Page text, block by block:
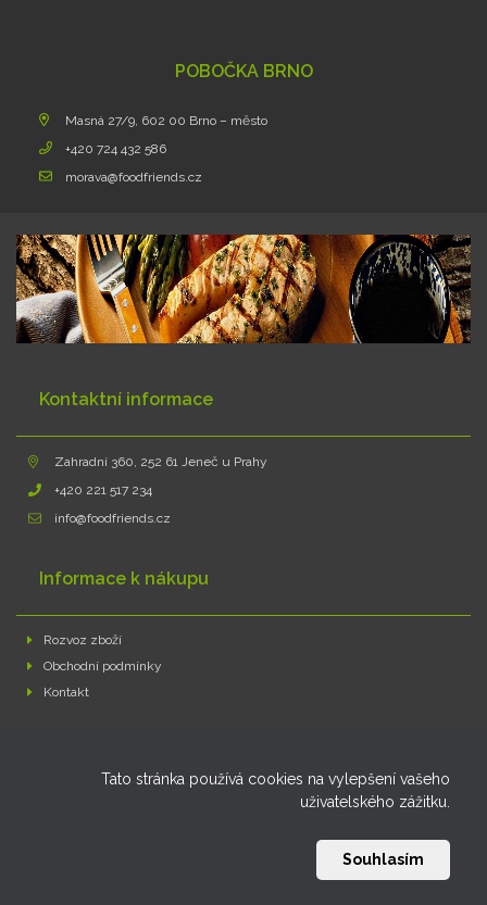
POBOČKA BRNO
Masná 27/9, 602 00 Brno – město
+420 724 432 586
morava@foodfriends.cz
Kontaktní informace
Zahradní 360, 252 61 Jeneč u Prahy
+420 221 517 234
info@foodfriends.cz
Informace k nákupu
Rozvoz zboží
Obchodní podmínky
Kontakt
Tato stránka používá cookies na vylepšení vašeho
uživatelského zážitku.
Souhlasím